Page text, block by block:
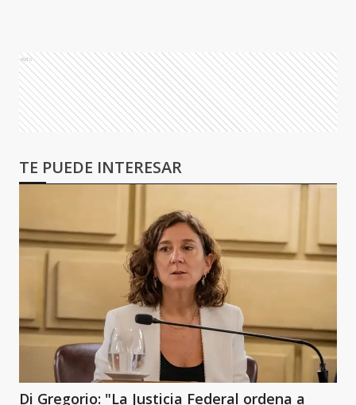
Ads
TE PUEDE INTERESAR
Di Gregorio: "La Justicia Federal ordena a